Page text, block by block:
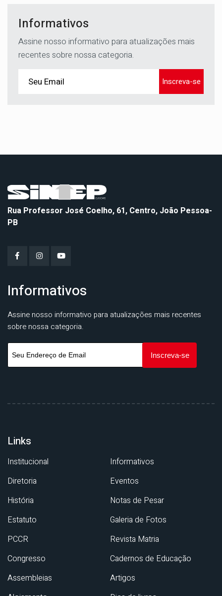
Informativos
Assine nosso informativo para atualizações mais
recentes sobre nossa categoria.
Inscreva-se
Rua Professor José Coelho, 61, Centro, João Pessoa-
PB
Informativos
Assine nosso informativo para atualizações mais recentes
sobre nossa categoria.
Links
Institucional
Diretoria
História
Estatuto
PCCR
Congresso
Assembleias
Informativos
Eventos
Notas de Pesar
Galeria de Fotos
Revista Matria
Cadernos de Educação
Artigos